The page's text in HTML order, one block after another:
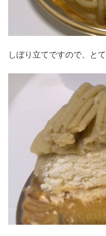
しぼり立てですので、と